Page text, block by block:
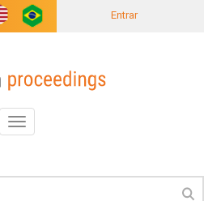
Entrar
Toggle
navigation